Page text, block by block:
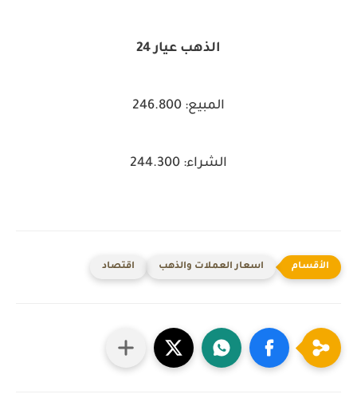
الذهب عيار 24
المبيع: 246.800
الشراء: 244.300
اسعار العملات والذهب اقتصاد